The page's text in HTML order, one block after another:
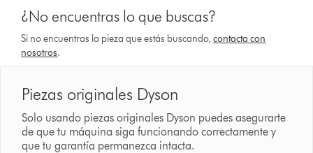
¿No encuentras lo que buscas?
Si no encuentras la pieza que estás buscando,contacta con
nosotros.
Piezas originales Dyson
Solo usando piezas originales Dyson puedes asegurarte
de que tu máquina siga funcionando correctamente y
que tu garantía permanezca intacta.